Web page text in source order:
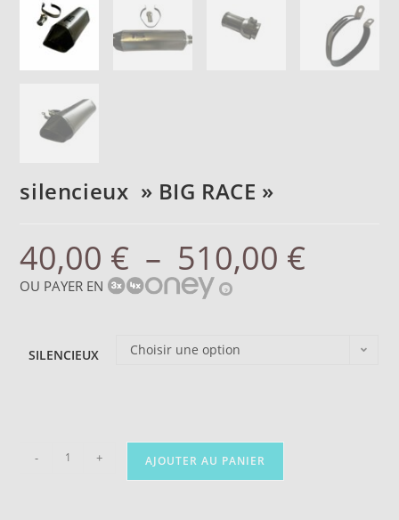
silencieux » BIG RACE »
40,00 € – 510,00 €
OU PAYER EN ?
SILENCIEUX Choisir une option
- + AJOUTER AU PANIER